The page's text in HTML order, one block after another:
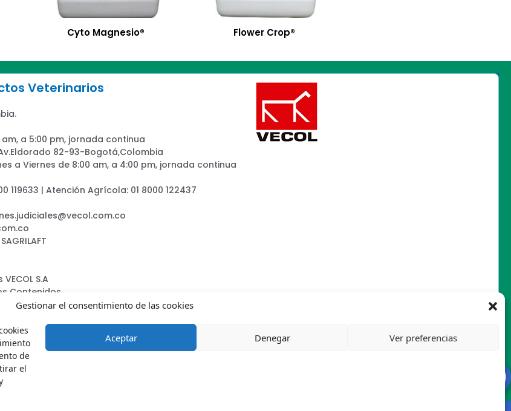
Gestionar el consentimiento de las cookies
de
el
Aceptar Denegar Ver preferencias
Cyto Magnesio® Flower Crop®
Veterinarios
a 5:00 pm, jornada continua
82-93-Bogotá,Colombia
a Viernes de 8:00 am, a 4:00 pm, jornada continua
119633 | Atención Agrícola: 01 8000 122437
S.A
Contenidos